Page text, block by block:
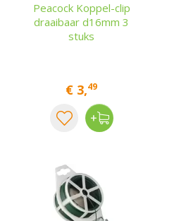
Peacock Koppel-clip
draaibaar d16mm 3
stuks
€ 3,49